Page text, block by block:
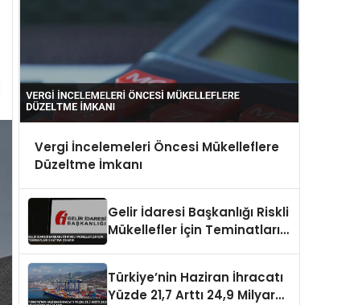
Vergi İncelemeleri Öncesi Mükelleflere
Düzeltme İmkanı
Gelir İdaresi Başkanlığı Riskli
Mükellefler İçin Teminatları 5
Türkiye’nin Haziran İhracatı
Yüzde 21,7 Arttı 24,9 Milyar